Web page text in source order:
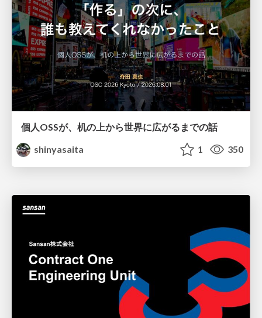
個人OSSが、机の上から世界に広がるまでの話
shinyasaita
1 350